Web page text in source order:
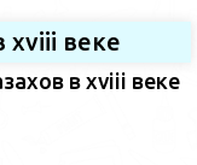
xviii веке
в xviii веке